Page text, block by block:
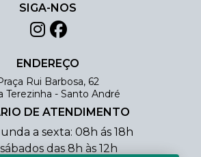
SIGA-NOS
ENDEREÇO
Rui Barbosa, 62
Terezinha - Santo André
DE ATENDIMENTO
a sexta: 08h ás 18h
das 8h às 12h